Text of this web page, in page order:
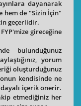
dayanarak
hem de "Sizin İçin"
geçerlidir.
gireceğine
bulunduğunuz
yorum
oluşturduğunuz
kendisinde ne
içerik önerir.
etmediğiniz her